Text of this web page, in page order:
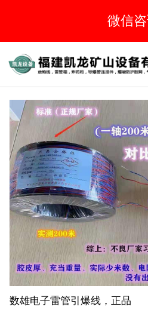
数雄电子雷管引爆线，正品